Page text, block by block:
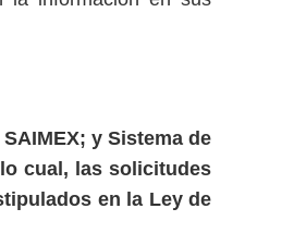
y Sistema de
cual, las solicitudes
en la Ley de